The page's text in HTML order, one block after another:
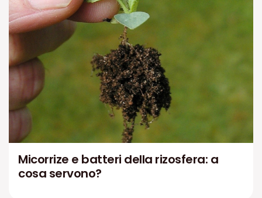
Micorrize e batteri della rizosfera: a
cosa servono?